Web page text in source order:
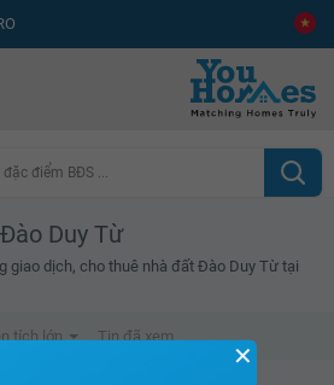
điểm BĐS ...
Duy Từ
giao dịch, cho thuê nhà đất Đào Duy Từ tại
tích lớn Tin đã xem
✕